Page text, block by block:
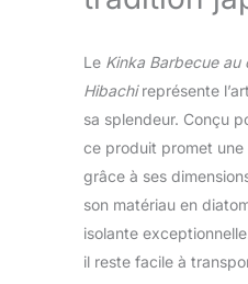
Le Kinka Barbecue
Hibachireprésente
sa splendeur. Conçu
ce produit promet
grâce à ses
son matériau en
isolante
il reste facile à